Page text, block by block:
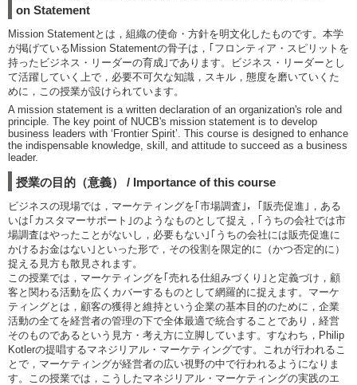
on Statement
Mission Statementとは，組織の使命・方針を明文化したものです。本学
が掲げているMission Statementの骨子は，｢フロンティア・スピリットを
持ったビジネス・リーダーの育成｣であります。ビジネス・リーダーとし
て活躍していく上で，必要不可欠な知識，スキル，態度を磨いていくた
めに，この授業が設けられています。
A mission statement is a written declaration of an organization's role and
principle. The key point of NUCB's mission statement is to develop
business leaders with ‘Frontier Spirit’. This course is designed to enhance
the indispensable knowledge, skill, and attitude to succeed as a business
leader.
授業の目的（意義） / Importance of this course
ビジネスの現場では，マーケティングを｢市場調査｣，｢販売促進｣，ある
いは｢カスタマーサポート｣のようなものとして捉え，｢うちの会社では市
場調査はやったことがないし，必要もない｣｢うちの会社には販売促進に
かけるお金はない｣といった形で，その役割を限定的に（かつ否定的に）
捉える見方も散見されます。
この授業では，マーケティングを｢売れる仕組みづくり｣と定義づけ，顧
客と関わる活動を広くカバーするものとして網羅的に捉えます。マーケ
ティングとは，顧客の獲得と維持という企業の基本目的のために，企業
活動の全てを経営者の管理の下で全体最適で統合することであり，経営
そのものであるという見方・考え方に立脚しています。すなわち，Philip
Kotlerの提唱するマネジリアル・マーケティングです。これが行われるこ
とで，マーケティングが経営者の広い視野の中で行われるようになりま
す。この授業では，こうしたマネジリアル・マーケティングの実践のエ